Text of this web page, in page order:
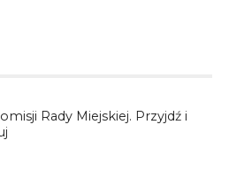
Rady Miejskiej. Przyjdź i